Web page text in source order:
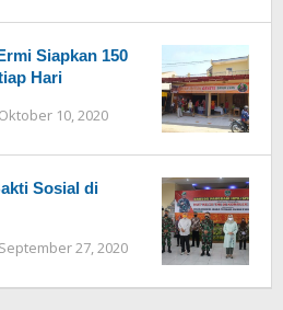
Siapkan 150
Hari
Oktober 10, 2020
Redaksi
Sosial di
September 27, 2020
oleh
Redaksi